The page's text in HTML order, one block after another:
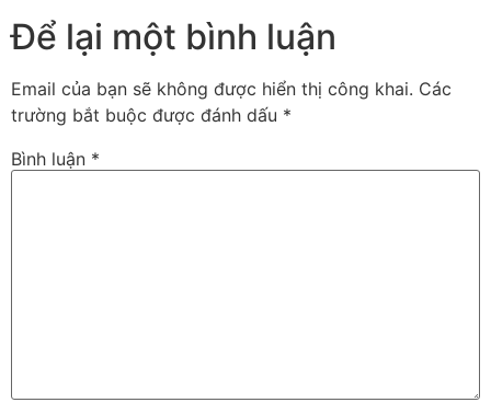
Để lại một bình luận
Email của bạn sẽ không được hiển thị công khai. Các
trường bắt buộc được đánh dấu *
Bình luận *